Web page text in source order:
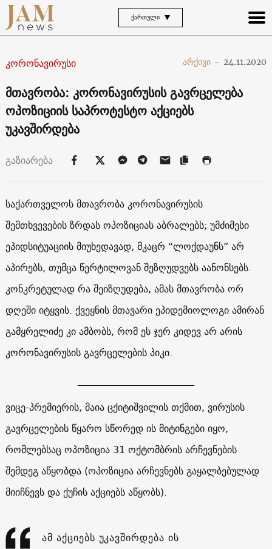
ᲥᲐᲠᲗᲣᲚᲘ
კორონავირუსი არქივი - 24.11.2020
მთავრობა: კორონავირუსის გავრცელება
ოპოზიციის საპროტესტო აქციებს
უკავშირდება
გაზიარება
საქართველოს მთავრობა კორონავირუსის
შემთხვევების ზრდას ოპოზიციას აბრალებს; უმძიმესი
ეპიდსიტუაციის მიუხედავად, მკაცრ “ლოქდაუნს” არ
აპირებს, თუმცა წერტილოვან შეზღუდვებს აანონსებს.
კონკრეტულად რა შეიზღუდება, ამას მთავრობა ორ
დღეში იტყვის. ქვეყნის მთავარი ეპიდემიოლოგი ამირან
გამყრელიძე კი ამბობს, რომ ეს ჯერ კიდევ არ არის
კორონავირუსის გავრცელების პიკი.
ვიცე-პრემიერის, მაია ცქიტიშვილის თქმით, ვირუსის
გავრცელების წყარო სწორედ ის მიტინგები იყო,
რომლებსაც ოპოზიცია 31 ოქტომბრის არჩევნების
შემდეგ აწყობდა (ოპოზიცია არჩევნებს გაყალბებულად
მიიჩნევს და ქუჩის აქციებს აწყობს).
ამ აქციებს უკავშირდება ის